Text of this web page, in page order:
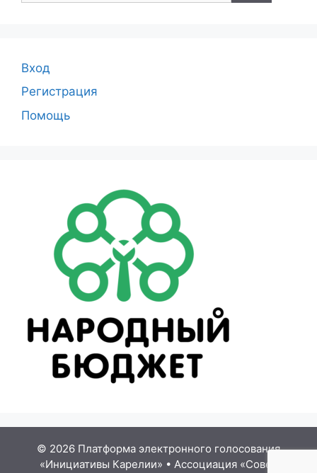
Вход
Регистрация
Помощь
© 2026 Платформа электронного голосования
«Инициативы Карелии» • Ассоциация «Совет